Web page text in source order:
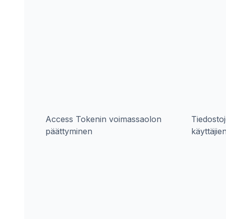
Access Tokenin voimassaolon
päättyminen